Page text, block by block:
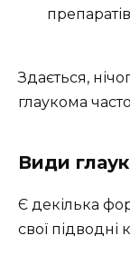
препаратів
Здається,
глаукома
Види
Є декілька
свої підводні